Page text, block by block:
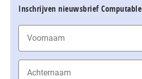
Inschrijven nieuwsbrief Computable